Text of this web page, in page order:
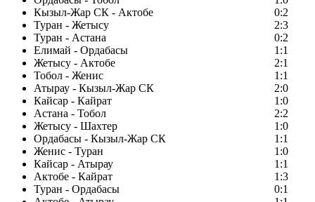
Кызыл-Жар СК - Актобе
0:2
Туран - Жетысу
2:3
Туран - Астана
0:2
Елимай - Ордабасы
1:1
Жетысу - Актобе
2:1
Тобол - Женис
1:1
Атырау - Кызыл-Жар СК
2:0
Кайсар - Кайрат
1:0
Астана - Тобол
2:2
Жетысу - Шахтер
1:0
Ордабасы - Кызыл-Жар СК
1:1
Женис - Туран
1:0
Кайсар - Атырау
1:1
Актобе - Кайрат
1:3
Туран - Ордабасы
0:1